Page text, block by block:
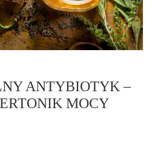
ANTYBIOTYK –
MOCY